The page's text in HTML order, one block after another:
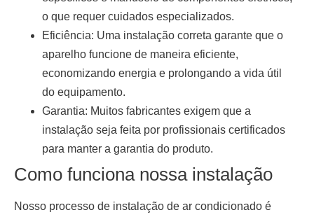
o que requer cuidados especializados.
Eficiência: Uma instalação correta garante que o
aparelho funcione de maneira eficiente,
economizando energia e prolongando a vida útil
do equipamento.
Garantia: Muitos fabricantes exigem que a
instalação seja feita por profissionais certificados
para manter a garantia do produto.
Como funciona nossa instalação
Nosso processo de instalação de ar condicionado é